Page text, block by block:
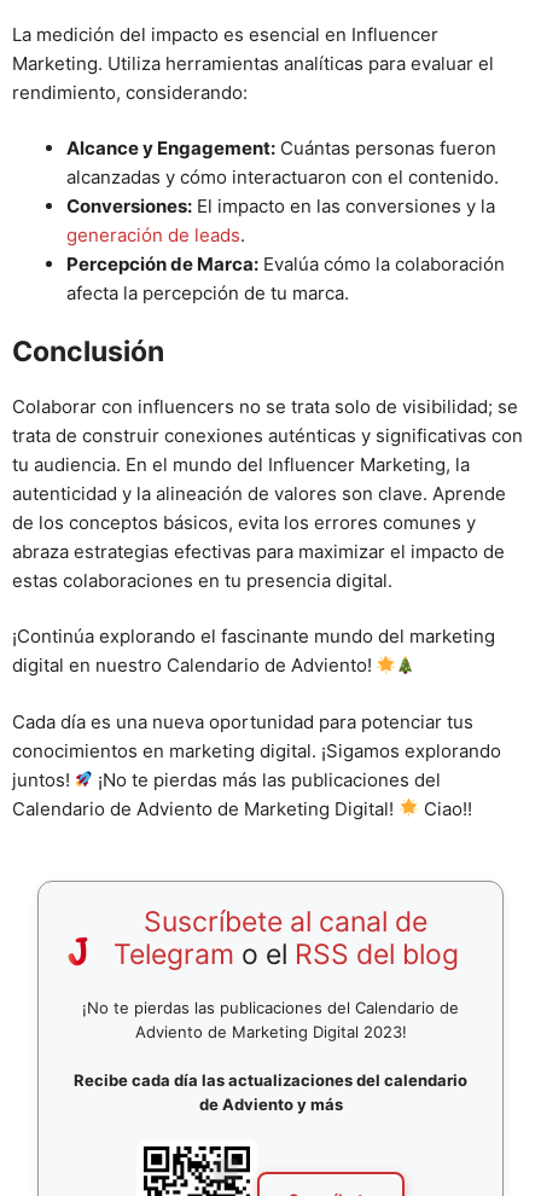
La medición del impacto es esencial en Influencer
Marketing. Utiliza herramientas analíticas para evaluar el
rendimiento, considerando:
Alcance y Engagement: Cuántas personas fueron
alcanzadas y cómo interactuaron con el contenido.
Conversiones: El impacto en las conversiones y la
generación de leads.
Percepción de Marca: Evalúa cómo la colaboración
afecta la percepción de tu marca.
Conclusión
Colaborar con influencers no se trata solo de visibilidad; se
trata de construir conexiones auténticas y significativas con
tu audiencia. En el mundo del Influencer Marketing, la
autenticidad y la alineación de valores son clave. Aprende
de los conceptos básicos, evita los errores comunes y
abraza estrategias efectivas para maximizar el impacto de
estas colaboraciones en tu presencia digital.
¡Continúa explorando el fascinante mundo del marketing
digital en nuestro Calendario de Adviento!
Cada día es una nueva oportunidad para potenciar tus
conocimientos en marketing digital. ¡Sigamos explorando
juntos!
¡No te pierdas más las publicaciones del
Calendario de Adviento de Marketing Digital!
Ciao!!
Suscríbete al canal de
Telegram o el RSS del blog
¡No te pierdas las publicaciones del Calendario de
Adviento de Marketing Digital 2023!
Recibe cada día las actualizaciones del calendario
de Adviento y más